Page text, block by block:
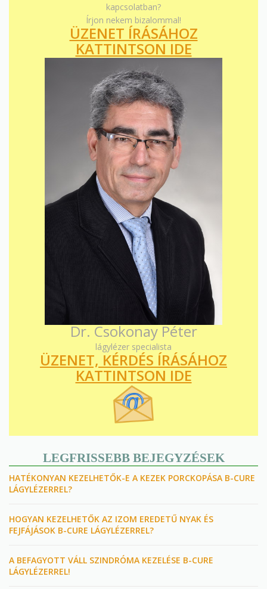
kapcsolatban?
Írjon nekem bizalommal!
ÜZENET ÍRÁSÁHOZ
KATTINTSON IDE
Dr. Csokonay Péter
lágylézer specialista
ÜZENET, KÉRDÉS ÍRÁSÁHOZ
KATTINTSON IDE
LEGFRISSEBB BEJEGYZÉSEK
HATÉKONYAN KEZELHETŐK-E A KEZEK PORCKOPÁSA B-CURE
LÁGYLÉZERREL?
HOGYAN KEZELHETŐK AZ IZOM EREDETŰ NYAK ÉS
FEJFÁJÁSOK B-CURE LÁGYLÉZERREL?
A BEFAGYOTT VÁLL SZINDRÓMA KEZELÉSE B-CURE
LÁGYLÉZERREL!